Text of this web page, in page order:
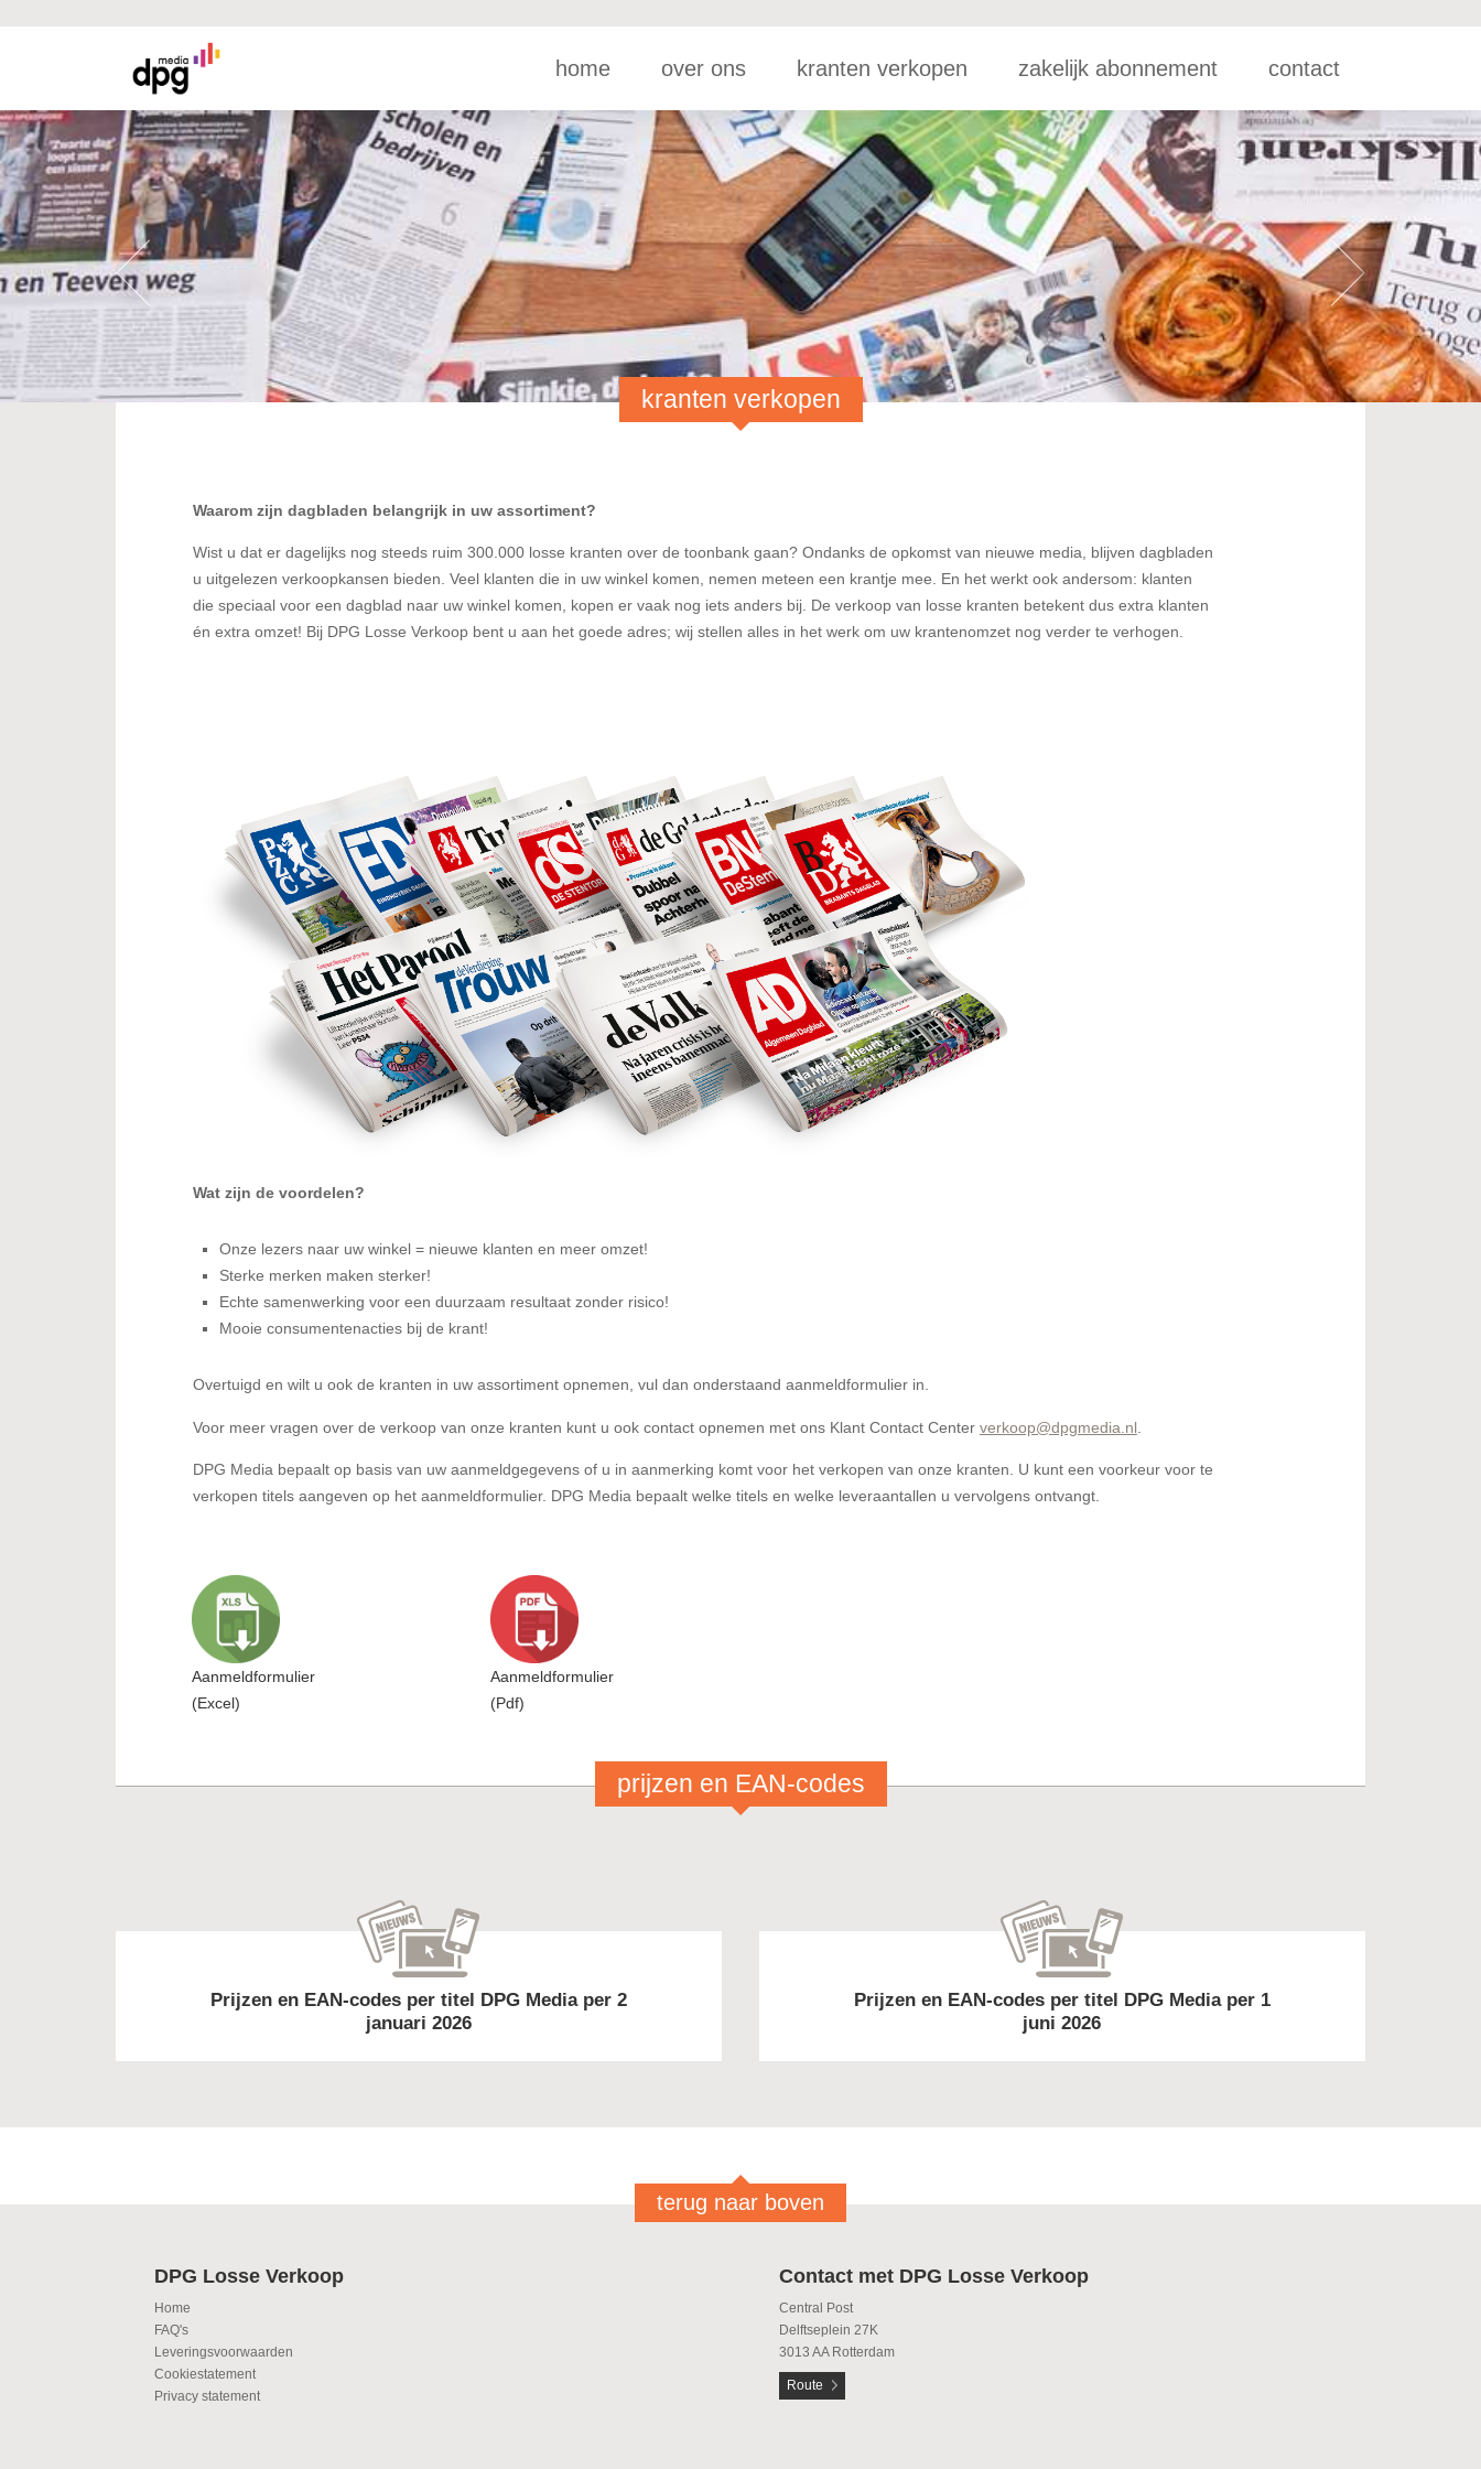
home over ons kranten verkopen zakelijk abonnement contact
kranten verkopen
Waarom zijn dagbladen belangrijk in uw assortiment?
Wist u dat er dagelijks nog steeds ruim 300.000 losse kranten over de toonbank gaan? Ondanks de opkomst van nieuwe media, blijven dagbladen
u uitgelezen verkoopkansen bieden. Veel klanten die in uw winkel komen, nemen meteen een krantje mee. En het werkt ook andersom: klanten
die speciaal voor een dagblad naar uw winkel komen, kopen er vaak nog iets anders bij. De verkoop van losse kranten betekent dus extra klanten
én extra omzet! Bij DPG Losse Verkoop bent u aan het goede adres; wij stellen alles in het werk om uw krantenomzet nog verder te verhogen.
Wat zijn de voordelen?
Onze lezers naar uw winkel = nieuwe klanten en meer omzet!
Sterke merken maken sterker!
Echte samenwerking voor een duurzaam resultaat zonder risico!
Mooie consumentenacties bij de krant!
Overtuigd en wilt u ook de kranten in uw assortiment opnemen, vul dan onderstaand aanmeldformulier in.
Voor meer vragen over de verkoop van onze kranten kunt u ook contact opnemen met ons Klant Contact Center verkoop@dpgmedia.nl
DPG Media bepaalt op basis van uw aanmeldgegevens of u in aanmerking komt voor het verkopen van onze kranten. U kunt een voorkeur voor te
verkopen titels aangeven op het aanmeldformulier. DPG Media bepaalt welke titels en welke leveraantallen u vervolgens ontvangt.
Aanmeldformulier
(Excel)
Aanmeldformulier
(Pdf)
prijzen en EAN-codes
Prijzen en EAN-codes per titel DPG Media per 2
januari 2026
Prijzen en EAN-codes per titel DPG Media per 1
juni 2026
terug naar boven
DPG Losse Verkoop
Home
FAQ's
Leveringsvoorwaarden
Cookiestatement
Privacy statement
Contact met DPG Losse Verkoop
Central Post
Delftseplein 27K
3013 AA Rotterdam
Route